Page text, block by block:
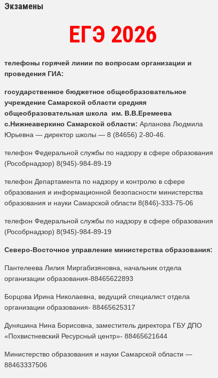
Экзамены
ЕГЭ 2026
телефоны горячей линии по вопросам организации и
проведения ГИА:
государственное бюджетное общеобразовательное
учреждение Самарской области средняя
общеобразовательная школа им. В.В.Еремеева
с.Нижнеаверкино Самарской области: Арланова Людмила
Юрьевна — директор школы — 8 (84656) 2-80-46.
телефон Федеральной службы по надзору в сфере образования
(Рособрнадзор) 8(945)-984-89-19
телефон Департамента по надзору и контролю в сфере
образования и информационной безопасности министерства
образования и науки Самарской области 8(846)-333-75-06
телефон Федеральной службы по надзору в сфере образования
(Рособрнадзор) 8(945)-984-89-19
Северо-Восточное управление министерства образования:
Пантелеева Лилия Миргабизяновна, начальник отдела
организации образования-88465622893
Борцова Ирина Николаевна, ведущий специалист отдела
организации образования- 88465625317
Дуняшина Нина Борисовна, заместитель директора ГБУ ДПО
«Похвистневский Ресурсный центр»- 88465621644
Министерство образования и науки Самарской области —
88463337506